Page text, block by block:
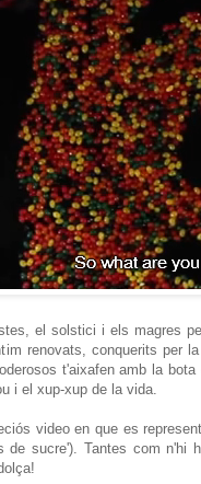
el solstici i els magres
renovats, conquerits per
t'aixafen amb la
i el xup-xup de la vida.
video en que es
de sucre'). Tantes com